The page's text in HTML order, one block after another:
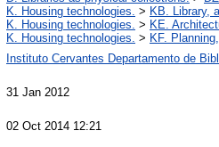
K. Housing technologies. > KB. Library,
K. Housing technologies. > KE.
K. Housing technologies. > KF.
Instituto Cervantes Departamento de
31 Jan 2012
02 Oct 2014 12:21